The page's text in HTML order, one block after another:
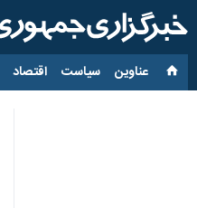
عناوین‌ سیاست اقتصاد